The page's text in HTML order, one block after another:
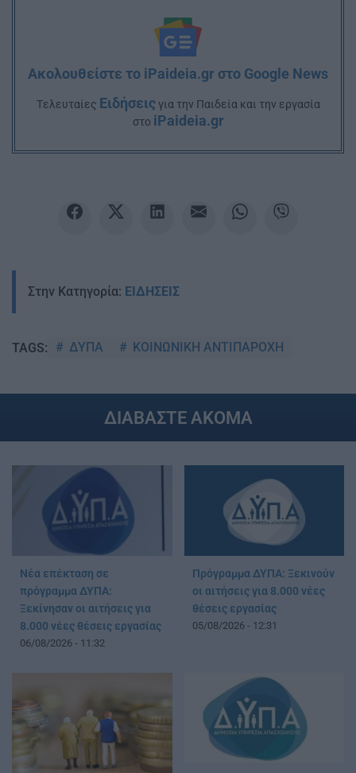
Ακολουθείστε το iPaideia.gr στο Google News
Tελευταίες Ειδήσειςγια την Παιδεία και την εργασία
στο iPaideia.gr
Στην Κατηγορία: ΕΙΔΗΣΕΙΣ
TAGS: ΔΥΠΑ ΚΟΙΝΩΝΙΚΗ ΑΝΤΙΠΑΡΟΧΗ
ΔΙΑΒΑΣΤΕ ΑΚΟΜΑ
Νέα επέκταση σε
πρόγραμμα ΔΥΠΑ:
Ξεκίνησαν οι αιτήσεις για
8.000 νέες θέσεις εργασίας
06/08/2026 - 11:32
Πρόγραμμα ΔΥΠΑ: Ξεκινούν
οι αιτήσεις για 8.000 νέες
θέσεις εργασίας
05/08/2026 - 12:31